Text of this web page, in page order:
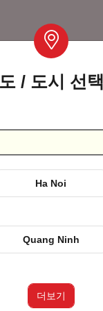
며
도 / 도시 선택
Ha Noi
Quang Ninh
더보기